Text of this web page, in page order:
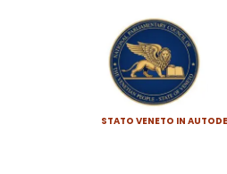
STATO VENETO IN